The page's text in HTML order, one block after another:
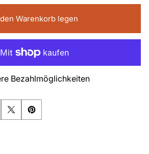
Warenkorb legen
Bezahlmöglichkeiten